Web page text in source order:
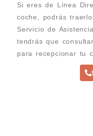
Si eres de Línea
coche, podrás
Servicio de
tendrás que
para recepcionar tu